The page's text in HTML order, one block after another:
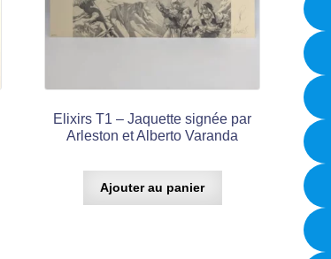
Elixirs T1 – Jaquette signée par
Arleston et Alberto Varanda
Ajouter au panier